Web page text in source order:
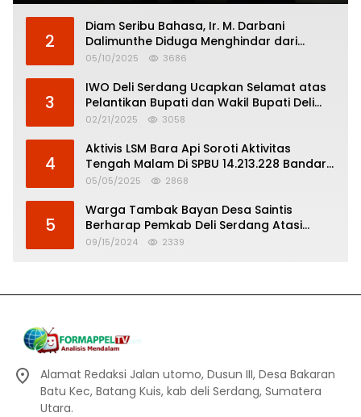
2
Diam Seribu Bahasa, Ir. M. Darbani
Dalimunthe Diduga Menghindar dari
Pertanggungjawaban Politik
05/10/2025 3686
3
IWO Deli Serdang Ucapkan Selamat atas
Pelantikan Bupati dan Wakil Bupati Deli
Serdang
02/21/2025 3058
4
Aktivis LSM Bara Api Soroti Aktivitas
Tengah Malam Di SPBU 14.213.228 Bandar
Tinggi
05/05/2025 2868
5
Warga Tambak Bayan Desa Saintis
Berharap Pemkab Deli Serdang Atasi
Banjir
09/15/2024 2339
Alamat Redaksi Jalan utomo, Dusun III, Desa Bakaran
Batu Kec, Batang Kuis, kab deli Serdang, Sumatera
Utara.